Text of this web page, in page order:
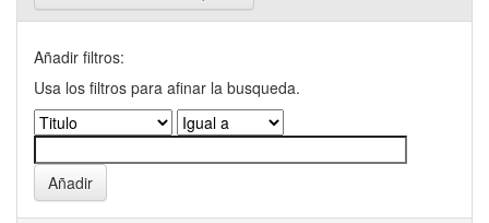
Añadir filtros:
Usa los filtros para afinar la busqueda.